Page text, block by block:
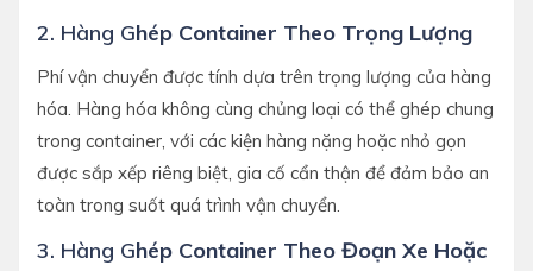
2. Hàng GHép Container Theo Trọng Lượng
Phí vận chuyển được tính dựa trên trọng lượng của hàng
hóa. Hàng hóa không cùng chủng loại có thể ghép chung
trong container, với các kiện hàng nặng hoặc nhỏ gọn
được sắp xếp riêng biệt, gia cố cẩn thận để đảm bảo an
toàn trong suốt quá trình vận chuyển.
3. Hàng GHép Container Theo Đoạn Xe Hoặc